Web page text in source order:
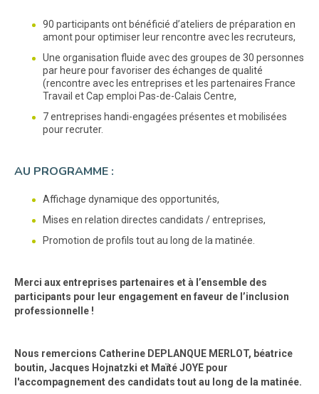
90 participants ont bénéficié d’ateliers de préparation en
amont pour optimiser leur rencontre avec les recruteurs,
Une organisation fluide avec des groupes de 30 personnes
par heure pour favoriser des échanges de qualité
(rencontre avec les entreprises et les partenaires France
Travail et Cap emploi Pas-de-Calais Centre,
7 entreprises handi-engagées présentes et mobilisées
pour recruter.
AU PROGRAMME :
Affichage dynamique des opportunités,
Mises en relation directes candidats / entreprises,
Promotion de profils tout au long de la matinée.
Merci aux entreprises partenaires et à l’ensemble des
participants pour leur engagement en faveur de l’inclusion
professionnelle !
Nous remercions Catherine DEPLANQUE MERLOT, béatrice
boutin, Jacques Hojnatzki et Maïté JOYE pour
l'accompagnement des candidats tout au long de la matinée.